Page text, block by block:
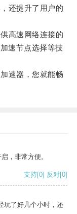
还提升了用户的
高速网络连接的
速节点选择等技
速器，您就能畅
，非常方便。
支持[0] 反对[0]
玩了好几个小时，还